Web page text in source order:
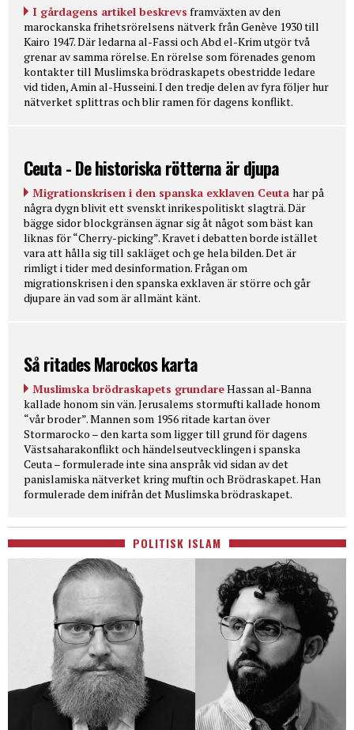
I gårdagens artikel beskrevs framväxten av den
marockanska frihetsrörelsens nätverk från Genève 1930 till
Kairo 1947. Där ledarna al-Fassi och Abd el-Krim utgör två
grenar av samma rörelse. En rörelse som förenades genom
kontakter till Muslimska brödraskapets obestridde ledare
vid tiden, Amin al-Husseini. I den tredje delen av fyra följer hur
nätverket splittras och blir ramen för dagens konflikt.
Ceuta - De historiska rötterna är djupa
Migrationskrisen i den spanska exklaven Ceuta har på
några dygn blivit ett svenskt inrikespolitiskt slagträ. Där
bägge sidor blockgränsen ägnar sig åt något som bäst kan
liknas för “Cherry-picking”. Kravet i debatten borde istället
vara att hålla sig till sakläget och ge hela bilden. Det är
rimligt i tider med desinformation. Frågan om
migrationskrisen i den spanska exklaven är större och går
djupare än vad som är allmänt känt.
Så ritades Marockos karta
Muslimska brödraskapets grundareHassan al-Banna
kallade honom sin vän. Jerusalems stormufti kallade honom
“vår broder”. Mannen som 1956 ritade kartan över
Stormarocko – den karta som ligger till grund för dagens
Västsaharakonflikt och händelseutvecklingen i spanska
Ceuta – formulerade inte sina anspråk vid sidan av det
panislamiska nätverket kring muftin och Brödraskapet. Han
formulerade dem inifrån det Muslimska brödraskapet.
POLITISK ISLAM